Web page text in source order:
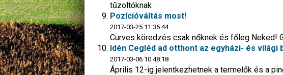
tűzoltóknak
Pozícióváltás most!
2017-03-25 11:35:44
Curves köredzés csak nőknek és főleg Neked!
Idén Cegléd ad otthont az egyházi- és világi
2017-03-06 10:48:18
Április 12-ig jelentkezhetnek a termelők és a